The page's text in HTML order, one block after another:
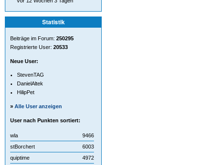
Statistik
Beiträge im Forum: 250295
Registrierte User: 20533
Neue User:
StevenTAG
DanielAltek
HilipPet
» Alle User anzeigen
User nach Punkten sortiert:
wla
9466
stBorchert
6003
quiptime
4972